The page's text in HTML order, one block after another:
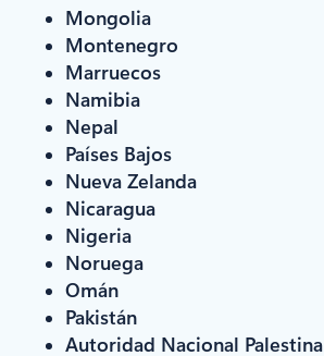
Mongolia
Montenegro
Marruecos
Namibia
Nepal
Países Bajos
Nueva Zelanda
Nicaragua
Nigeria
Noruega
Omán
Pakistán
Autoridad Nacional Palestina